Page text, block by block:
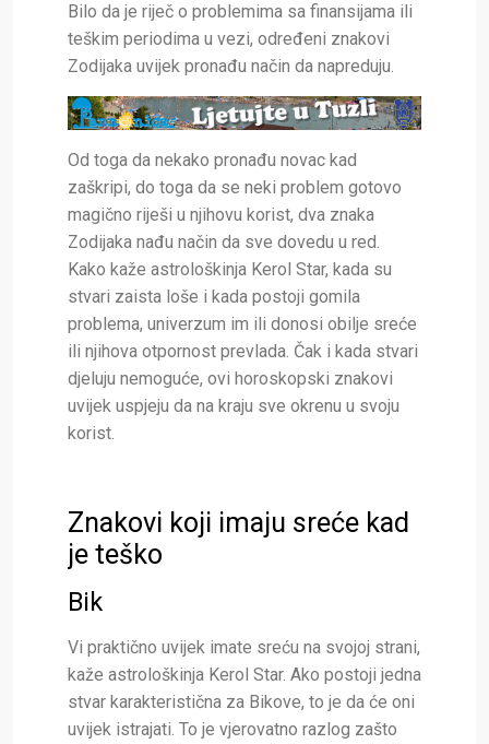
Bilo da je riječ o problemima sa finansijama ili
teškim periodima u vezi, određeni znakovi
Zodijaka uvijek pronađu način da napreduju.
Od toga da nekako pronađu novac kad
zaškripi, do toga da se neki problem gotovo
magično riješi u njihovu korist, dva znaka
Zodijaka nađu način da sve dovedu u red.
Kako kaže astrološkinja Kerol Star, kada su
stvari zaista loše i kada postoji gomila
problema, univerzum im ili donosi obilje sreće
ili njihova otpornost prevlada. Čak i kada stvari
djeluju nemoguće, ovi horoskopski znakovi
uvijek uspjeju da na kraju sve okrenu u svoju
korist.
Znakovi koji imaju sreće kad
je teško
Bik
Vi praktično uvijek imate sreću na svojoj strani,
kaže astrološkinja Kerol Star. Ako postoji jedna
stvar karakteristična za Bikove, to je da će oni
uvijek istrajati. To je vjerovatno razlog zašto